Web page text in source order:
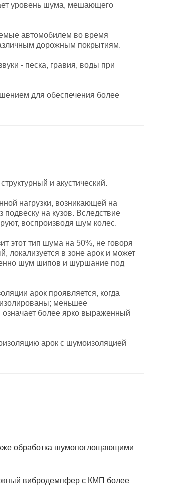
уровень шума, мешающего
автомобилем во время
дорожным покрытиям.
- песка, гравия, воды при
для обеспечения более
и акустический.
нагрузки, возникающей на
подвеску на кузов. Вследствие
воспроизводя шум колес.
этот тип шума на 50%, не говоря
локализуется в зоне арок и может
шум шипов и шуршание под
арок проявляется, когда
меньшее
означает более ярко выраженный
арок с шумоизоляцией
обработка шумопоглощающими
вибродемпфер с КМП более